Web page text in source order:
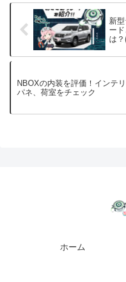
新
ー
は
NBOXの内装を評価！インテ
パネ、荷室をチェック
ホーム